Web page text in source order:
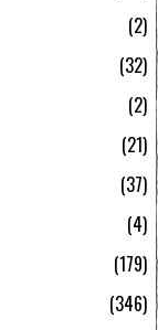
2
32
2
21
37
4
179
346